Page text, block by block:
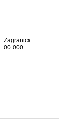
Zagranica
00-000